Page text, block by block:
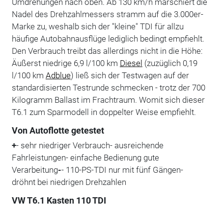
Nadel des Drehzahlmessers stramm auf die 3.000er-
Marke zu, weshalb sich der "kleine" TDI für allzu
häufige Autobahnausflüge lediglich bedingt empfiehlt.
Den Verbrauch treibt das allerdings nicht in die Höhe:
Äußerst niedrige 6,9 l/100 km Diesel (zuzüglich 0,19
l/100 km Adblue) ließ sich der Testwagen auf der
standardisierten Testrunde schmecken - trotz der 700
Kilogramm Ballast im Frachtraum. Womit sich dieser
T6.1 zum Sparmodell in doppelter Weise empfiehlt.
Von Autoflotte getestet
+- sehr niedriger Verbrauch- ausreichende
Fahrleistungen- einfache Bedienung gute
Verarbeitung-- 110-PS-TDI nur mit fünf Gängen-
dröhnt bei niedrigen Drehzahlen
VW T6.1 Kasten 110 TDI